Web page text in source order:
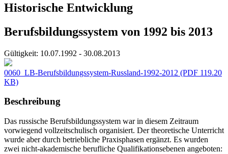
Historische Entwicklung
Berufsbildungssystem von 1992 bis 2013
Gültigkeit: 10.07.1992 - 30.08.2013
0060_LB-Berufsbildungssystem-Russland-1992-2012 (PDF 119.20
KB)
Beschreibung
Das russische Berufsbildungssystem war in diesem Zeitraum
vorwiegend vollzeitschulisch organisiert. Der theoretische Unterricht
wurde aber durch betriebliche Praxisphasen ergänzt. Es wurden
zwei nicht-akademische berufliche Qualifikationsebenen angeboten: